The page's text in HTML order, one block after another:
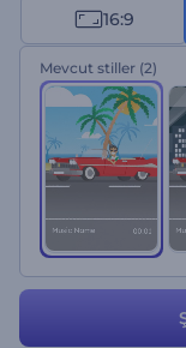
16:9
Mevcut stiller (2)